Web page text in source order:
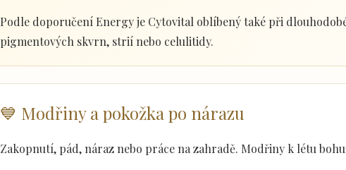
Podle doporučení Energy je Cytovital oblíbený také při
pigmentových skvrn, strií nebo celulitidy.
💙 Modřiny a pokožka po nárazu
Zakopnutí, pád, náraz nebo práce na zahradě. Modřiny k létu